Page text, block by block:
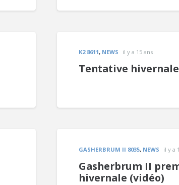
K2 8611, NEWS il y a 15 ans
Tentative hivernale
GASHERBRUM II 8035, NEWS il y a
Gasherbrum II
hivernale (vidéo)